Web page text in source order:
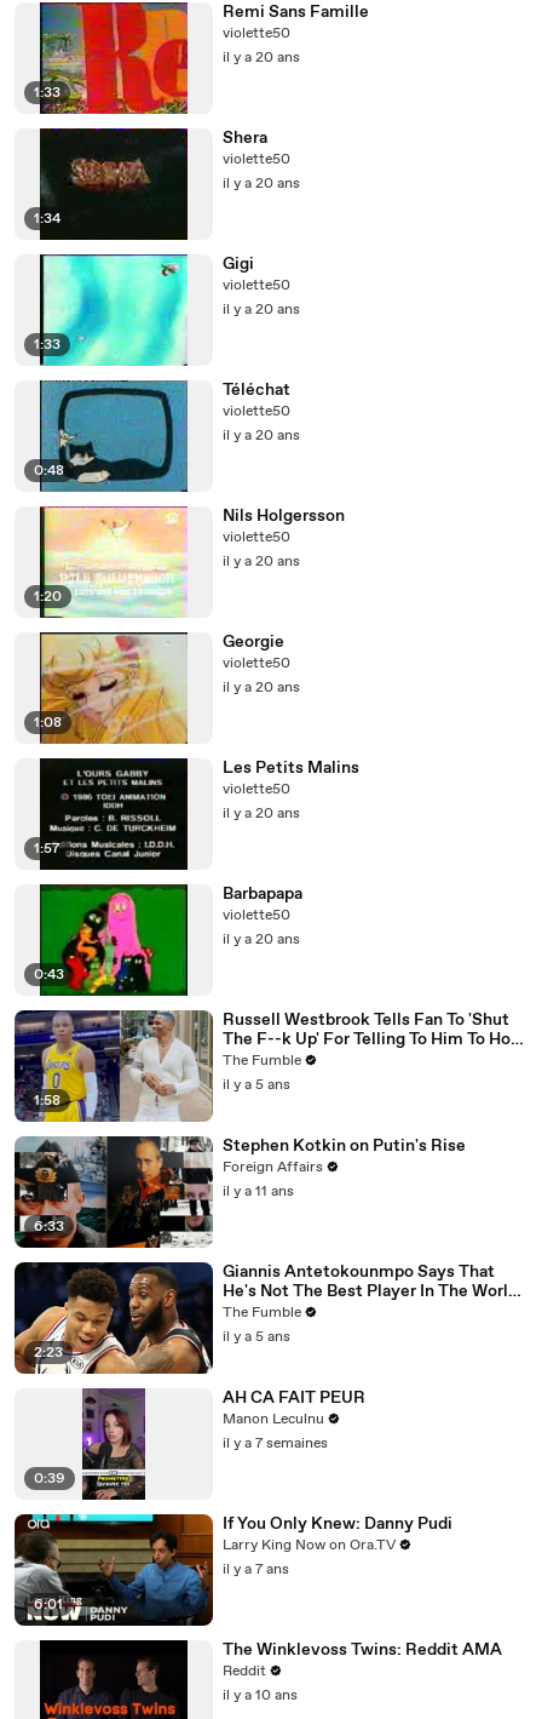
1:33
Remi Sans Famille
violette50
il y a 20 ans
1:34
Shera
violette50
il y a 20 ans
1:33
Gigi
violette50
il y a 20 ans
0:48
Téléchat
violette50
il y a 20 ans
1:20
Nils Holgersson
violette50
il y a 20 ans
1:08
Georgie
violette50
il y a 20 ans
1:57
Les Petits Malins
violette50
il y a 20 ans
0:43
Barbapapa
violette50
il y a 20 ans
1:58
Russell Westbrook Tells Fan To 'Shut
The F--k Up' For Telling To Him To How
To Play Better
The Fumble
il y a 5 ans
6:33
Stephen Kotkin on Putin's Rise
Foreign Affairs
il y a 11 ans
2:23
Giannis Antetokounmpo Says That
He's Not The Best Player In The World,
LeBron James Is
The Fumble
il y a 5 ans
0:39
AH CA FAIT PEUR
Manon Leculnu
il y a 7 semaines
6:01
If You Only Knew: Danny Pudi
Larry King Now on Ora.TV
il y a 7 ans
The Winklevoss Twins: Reddit AMA
Reddit
il y a 10 ans